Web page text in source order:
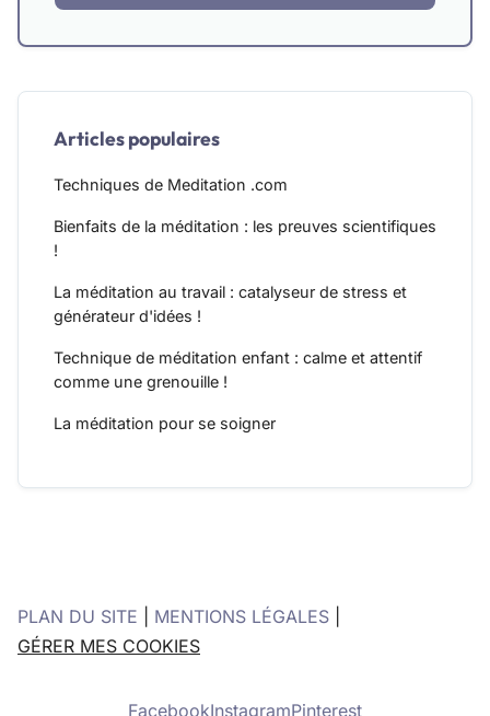
Articles populaires
Techniques de Meditation .com
Bienfaits de la méditation : les preuves scientifiques
!
La méditation au travail : catalyseur de stress et
générateur d'idées !
Technique de méditation enfant : calme et attentif
comme une grenouille !
La méditation pour se soigner
PLAN DU SITE MENTIONS LÉGALES
GÉRER MES COOKIES
FacebookInstagramPinterest